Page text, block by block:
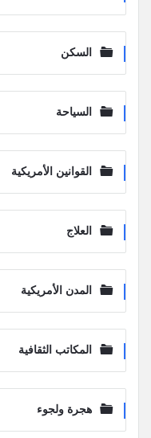
السكن
السياحة
القوانين الأمريكية
العلاج
المدن الأمريكية
المكاتب الثقافية
هجرة ولجوء